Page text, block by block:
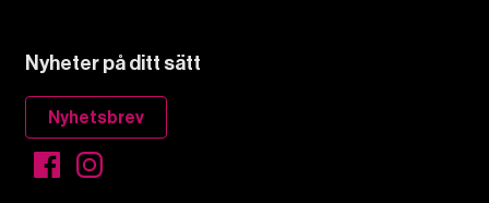
Nyheter på ditt sätt
Nyhetsbrev